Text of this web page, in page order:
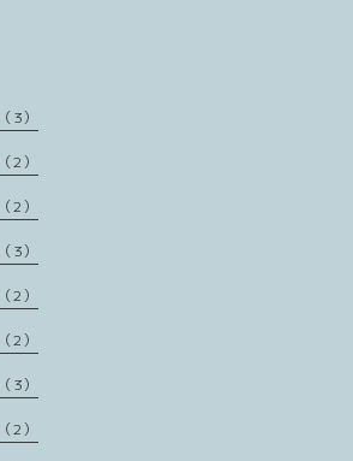
3）
2）
2）
3）
2）
2）
3）
2）